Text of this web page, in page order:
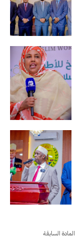
المادة السابقة